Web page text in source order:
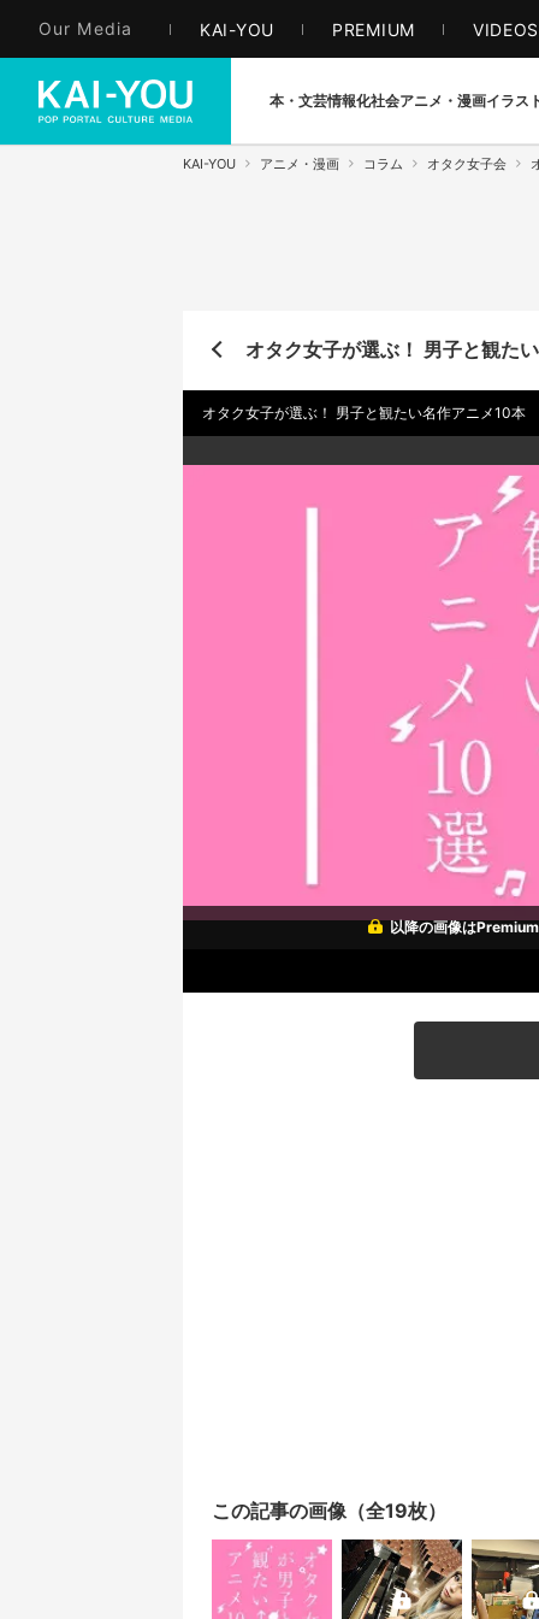
Our Media KAI-YOU PREMIUM VIDEOS
本・文芸情報化社会アニメ・漫画イラス
KAI-YOU アニメ・漫画 コラム オタク女子会
オタク女子が選ぶ！ 男子と観た
オタク女子が選ぶ！ 男子と観たい名作アニメ10本
以降の画像は
この記事の画像（全19枚）